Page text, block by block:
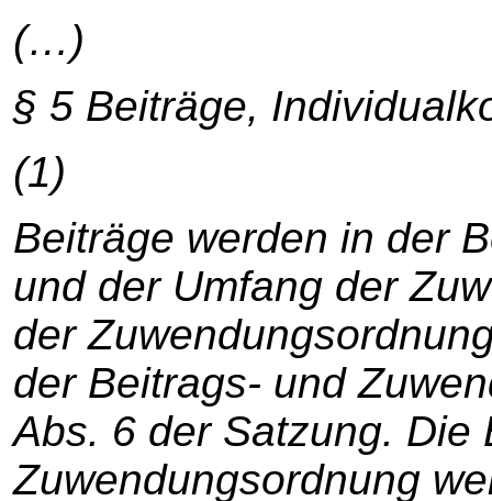
(…)
§ 5 Beiträge,
(1)
Beiträge werden in der
und der Umfang der
der
der Beitrags- und
Abs. 6 der Satzung. Die
Zuwendungsordnung